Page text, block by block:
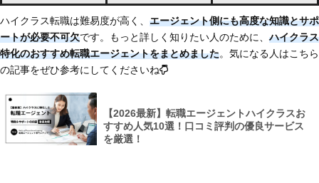
ハイクラス転職は難易度が高く、 エージェント側にも高度な知識とサポ
ートが必要不可欠です。もっと詳しく知りたい人のために、ハイクラス
特化のおすすめ転職エージェントをまとめました。気になる人はこちら
の記事をぜひ参考にしてくださいね
【2026最新】転職エージェントハイクラスお
すすめ人気10選！口コミ評判の優良サービス
を厳選！